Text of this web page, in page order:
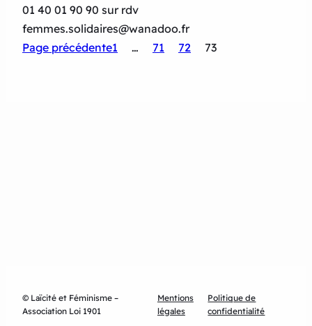
01 40 01 90 90 sur rdv
femmes.solidaires@wanadoo.fr
Page précédente1 … 71 72 73
© Laïcité et Féminisme –
Association Loi 1901
Mentions
légales
Politique de
confidentialité